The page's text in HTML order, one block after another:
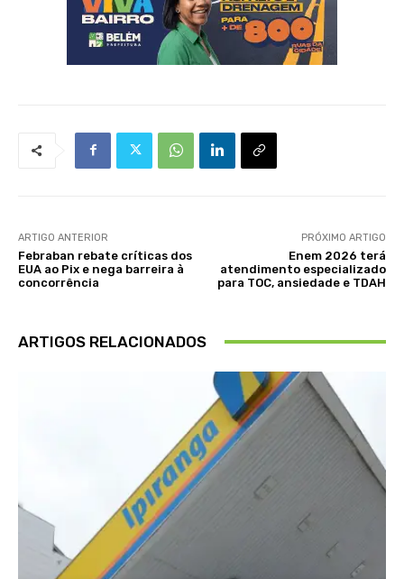
ARTIGO ANTERIOR
Febraban rebate críticas dos
EUA ao Pix e nega barreira à
concorrência
PRÓXIMO ARTIGO
Enem 2026 terá
atendimento especializado
para TOC, ansiedade e TDAH
ARTIGOS RELACIONADOS